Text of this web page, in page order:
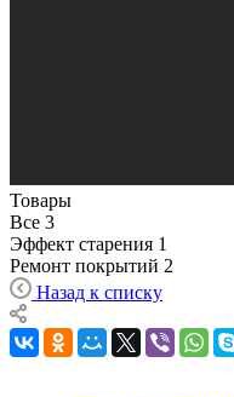
Товары
Все 3
Эффект старения 1
Ремонт покрытий 2
Назад к списку